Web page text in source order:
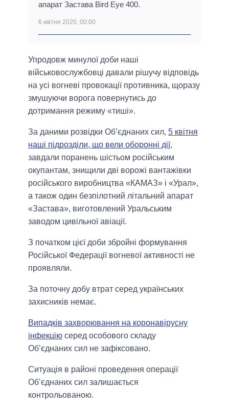
апарат Застава Bird Eye 400.
6 квітня 2020, 00:00
Упродовж минулої доби наші
військовослужбовці давали рішучу відповідь
на усі вогневі провокації противника, щоразу
змушуючи ворога повернутись до
дотримання режиму «тиші».
За даними розвідки Об’єднаних сил, 5 квітня
наші підрозділи, що вели оборонні дії,
завдали поранень шістьом російським
окупантам, знищили дві ворожі вантажівки
російського виробництва «КАМАЗ» і «Урал»,
а також один безпілотний літальний апарат
«Застава», виготовлений Уральським
заводом цивільної авіації.
З початком цієї доби збройні формування
Російської Федерації вогневої активності не
проявляли.
За поточну добу втрат серед українських
захисників немає.
Випадків захворювання на коронавірусну
інфекцію серед особового складу
Об’єднаних сил не зафіксовано.
Ситуація в районі проведення операції
Об’єднаних сил залишається
контрольованою.